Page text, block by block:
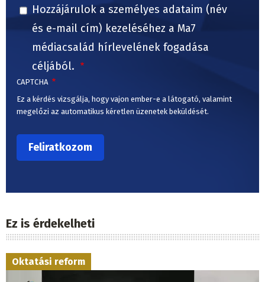
Hozzájárulok a személyes adataim (név
és e-mail cím) kezeléséhez a Ma7
médiacsalád hírlevelének fogadása
céljából.
CAPTCHA
Ez a kérdés vizsgálja, hogy vajon ember-e a látogató, valamint
megelőzi az automatikus kéretlen üzenetek beküldését.
Ez is érdekelheti
Oktatási reform